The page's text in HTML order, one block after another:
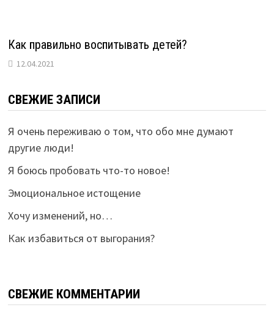
Как правильно воспитывать детей?
12.04.2021
СВЕЖИЕ ЗАПИСИ
Я очень переживаю о том, что обо мне думают
другие люди!
Я боюсь пробовать что-то новое!
Эмоциональное истощение
Хочу изменений, но…
Как избавиться от выгорания?
СВЕЖИЕ КОММЕНТАРИИ